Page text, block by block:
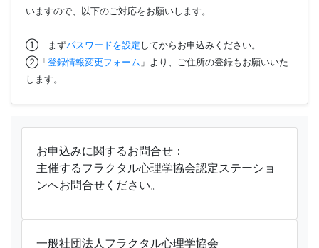
いますので、以下のご対応をお願いします。
① まずパスワードを設定してからお申込みください。
②「登録情報変更フォーム 」より、ご住所の登録もお願いいた
します。
お申込みに関するお問合せ：
主催するフラクタル心理学協会認定ステーショ
ンへお問合せください。
一般社団法人フラクタル心理学協会